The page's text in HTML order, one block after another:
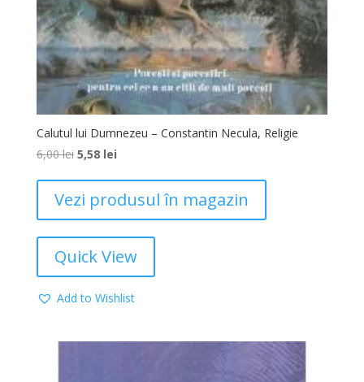
Calutul lui Dumnezeu – Constantin Necula, Religie
6,00lei 5,58 lei
Vezi produsul în magazin
Quick View
Add to Wishlist